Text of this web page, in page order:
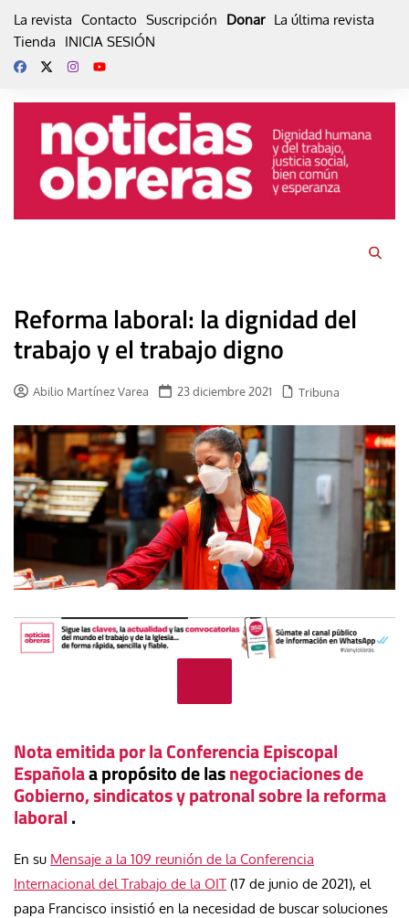
La revista Contacto Suscripción Donar La última revista
Tienda
INICIA SESIÓN
Reforma laboral: la dignidad del
trabajo y el trabajo digno
Abilio Martínez Varea 23 diciembre 2021 Tribuna
Nota emitida por la Conferencia Episcopal
Españolaa propósito de lasnegociaciones de
Gobierno, sindicatos y patronal sobre la reforma
laboral.
En su Mensaje a la 109 reunión de la Conferencia
Internacional del Trabajo de la OIT (17 de junio de 2021), el
papa Francisco insistió en la necesidad de buscar soluciones